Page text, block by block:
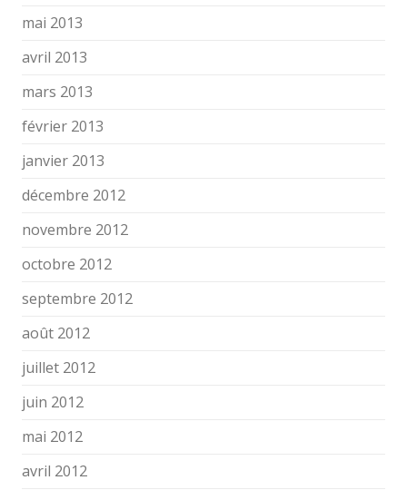
mai 2013
avril 2013
mars 2013
février 2013
janvier 2013
décembre 2012
novembre 2012
octobre 2012
septembre 2012
août 2012
juillet 2012
juin 2012
mai 2012
avril 2012